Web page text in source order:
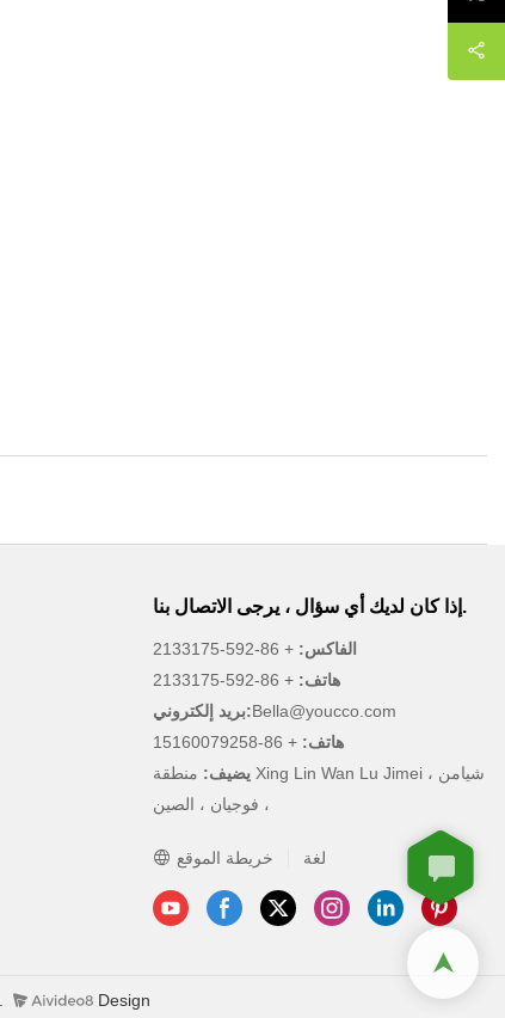
إذا كان لديك أي سؤال ، يرجى الاتصال بنا.
الفاكس: + 86-592-2133175
هاتف: + 86-592-2133175
بريد إلكتروني:Bella@youcco.com
هاتف: + 86-15160079258
يضيف: منطقة Xing Lin Wan Lu Jimei ، شيامن
، فوجيان ، الصين
لغة خريطة الموقع
Design